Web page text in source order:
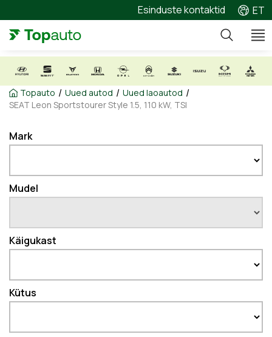
Esinduste kontaktid ET
Topauto / Uued autod / Uued laoautod /
SEAT Leon Sportstourer Style 1.5, 110 kW, TSI
Mark
Mudel
Käigukast
Kütus